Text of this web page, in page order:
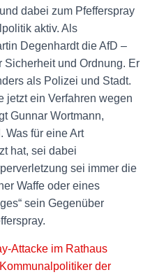
dabei zum Pfefferspray
aktiv. Als
Degenhardt die AfD –
Sicherheit und Ordnung. Er
als Polizei und Stadt.
jetzt ein Verfahren wegen
Gunnar Wortmann,
Was für eine Art
hat, sei dabei
sei immer die
Waffe oder eines
sein Gegenüber
Attacke im Rathaus
der